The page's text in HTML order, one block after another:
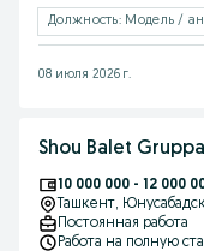
Должность: Модель /
08 июля 2026 г.
Shou Balet Gruppa
10 000 000 - 12 000
Ташкент,
Постоянная работа
Работа на полную